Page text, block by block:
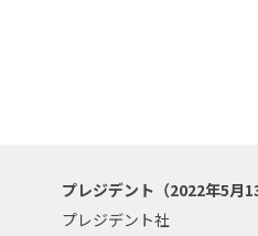
プレジデント（2022年5月
プレジデント社